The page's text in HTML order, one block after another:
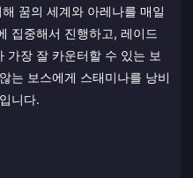
꿈의 세계와 아레나를 매일
집중해서 진행하고, 레이드
가장 잘 카운터할 수 있는 보
는 보스에게 스태미나를 낭비
니다.